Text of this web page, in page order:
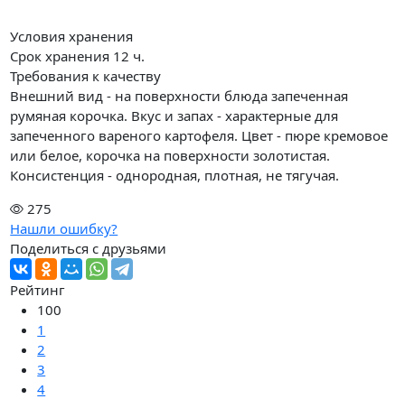
Условия хранения
Срок хранения 12 ч.
Требования к качеству
Внешний вид - на поверхности блюда запеченная
румяная корочка. Вкус и запах - характерные для
запеченного вареного картофеля. Цвет - пюре кремовое
или белое, корочка на поверхности золотистая.
Консистенция - однородная, плотная, не тягучая.
275
Нашли ошибку?
Поделиться с друзьями
Рейтинг
100
1
2
3
4